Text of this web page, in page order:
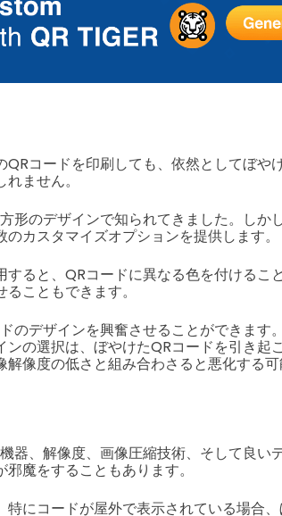
コードを印刷しても、依然としてぼや
ません。
形のデザインで知られてきました。しか
カスタマイズオプションを提供します。
ると、QRコードに異なる色を付けるこ
こともできます。
のデザインを興奮させることができます
の選択は、ぼやけたQRコードを引き起
像度の低さと組み合わさると悪化する
器、解像度、画像圧縮技術、そして良い
魔をすることもあります。
にコードが屋外で表示されている場合